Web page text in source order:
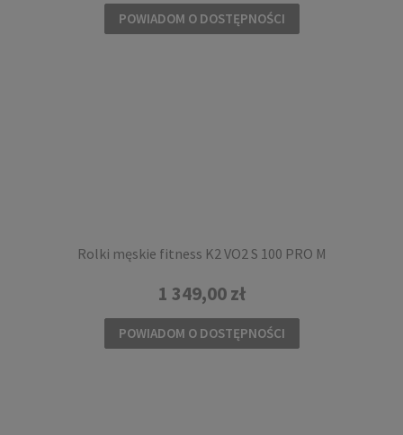
699,00 zł
Rolki rekreacyjne męskie K2 FIT 80 ALU
POWIADOM O DOSTĘPNOŚCI
Rolki męskie fitness K2 VO2 S 100 PRO M
1 349,00 zł
POWIADOM O DOSTĘPNOŚCI